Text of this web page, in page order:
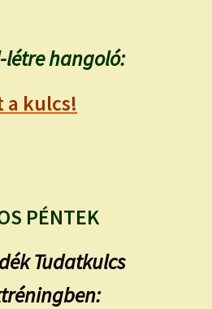
létre hangoló:
a kulcs!
PÉNTEK
Tudatkulcs